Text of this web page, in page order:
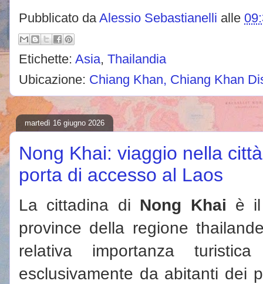
Pubblicato daAlessio Sebastianelli alle
Etichette: Asia, Thailandia
Ubicazione: Chiang Khan, Chiang Khan
martedì 16 giugno 2026
Nong Khai: viaggio nella
porta di accesso al Laos
La cittadina di Nong Khai è
province della regione
relativa importanza
esclusivamente da abitanti dei